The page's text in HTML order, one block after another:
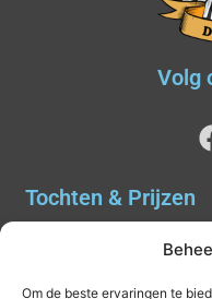
Om de beste ervaringen te
Volg
Tochten & Prijzen